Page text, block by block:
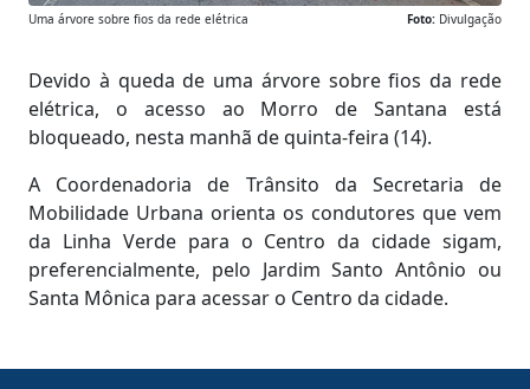
Foto: Divulgação
Uma árvore sobre fios da rede elétrica
Devido à queda de uma árvore sobre fios da rede
elétrica, o acesso ao Morro de Santana está
bloqueado, nesta manhã de quinta-feira (14).
A Coordenadoria de Trânsito da Secretaria de
Mobilidade Urbana orienta os condutores que vem
da Linha Verde para o Centro da cidade sigam,
preferencialmente, pelo Jardim Santo Antônio ou
Santa Mônica para acessar o Centro da cidade.